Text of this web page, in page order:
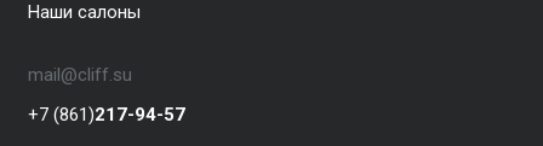
Наши салоны
mail@cliff.su
+7 (861)217-94-57